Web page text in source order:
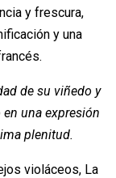
y frescura,
y una
de su viñedo y
una expresión
plenitud.
violáceos, La